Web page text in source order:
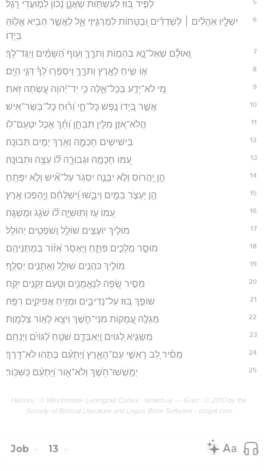
5 לַפִּ֣יד בּ֭וּז לְעַשְׁתּ֣וּת שַׁאֲנָ֑ן נָ֝כ֗וֹן לְמ֣וֹעֲדֵי רָֽגֶל׃
6
יִשְׁלָ֤יוּ אֹֽהָלִ֨ים ׀ לְשֹׁ֥דְדִ֗ים וּֽ֭בַטֻּחוֹת לְמַרְגִּ֣יזֵי אֵ֑ל לַאֲשֶׁ֤ר הֵבִ֖יא אֱל֣וֹהַּ
בְּיָדֽוֹ׃
7 וְֽאוּלָ֗ם שְׁאַל־נָ֣א בְהֵמ֣וֹת וְתֹרֶ֑ךָּ וְע֥וֹף הַ֝שָּׁמַ֗יִם וְיַגֶּד־לָֽךְ׃
8 א֤וֹ שִׂ֣יחַ לָאָ֣רֶץ וְתֹרֶ֑ךָּ וִֽיסַפְּר֥וּ לְ֝ךָ֗ דְּגֵ֣י הַיָּֽם׃
9 מִ֭י לֹא־יָדַ֣ע בְּכָל־אֵ֑לֶּה כִּ֥י יַד־יְ֝הוָה עָ֣שְׂתָה זֹּֽאת׃
10 אֲשֶׁ֣ר בְּ֭יָדוֹ נֶ֣פֶשׁ כָּל־חָ֑י וְ֝ר֗וּחַ כָּל־בְּשַׂר־אִֽישׁ׃
11 הֲלֹא־אֹ֭זֶן מִלִּ֣ין תִּבְחָ֑ן וְ֝חֵ֗ךְ אֹ֣כֶל יִטְעַם־לֽוֹ׃
12 בִּֽישִׁישִׁ֥ים חָכְמָ֑ה וְאֹ֖רֶךְ יָמִ֣ים תְּבוּנָֽה׃
13 עִ֭מּוֹ חָכְמָ֣ה וּגְבוּרָ֑ה ל֝֗וֹ עֵצָ֥ה וּתְבוּנָֽה׃
14 הֵ֣ן יַ֭הֲרוֹס וְלֹ֣א יִבָּנֶ֑ה יִסְגֹּ֥ר עַל־אִ֝֗ישׁ וְלֹ֣א יִפָּתֵֽחַ׃
15 הֵ֤ן יַעְצֹ֣ר בַּמַּ֣יִם וְיִבָ֑שׁוּ וִֽ֝ישַׁלְּחֵ֗ם וְיַ֖הַפְכוּ אָֽרֶץ׃
16 עִ֭מּוֹ עֹ֣ז וְתֽוּשִׁיָּ֑ה ל֝֗וֹ שֹׁגֵ֥ג וּמַשְׁגֶּֽה׃
17 מוֹלִ֣יךְ יוֹעֲצִ֣ים שׁוֹלָ֑ל וְֽשֹׁפְטִ֥ים יְהוֹלֵֽל׃
18 מוּסַ֣ר מְלָכִ֣ים פִּתֵּ֑חַ וַיֶּאְסֹ֥ר אֵ֝ז֗וֹר בְּמָתְנֵיהֶֽם׃
19 מוֹלִ֣יךְ כֹּהֲנִ֣ים שׁוֹלָ֑ל וְאֵֽתָנִ֣ים יְסַלֵּֽף׃
20 מֵסִ֣יר שָׂ֭פָה לְנֶאֱמָנִ֑ים וְטַ֖עַם זְקֵנִ֣ים יִקָּֽח׃
21 שׁוֹפֵ֣ךְ בּ֭וּז עַל־נְדִיבִ֑ים וּמְזִ֖יחַ אֲפִיקִ֣ים רִפָּֽה׃
22 מְגַלֶּ֣ה עֲ֭מֻקוֹת מִנִּי־חֹ֑שֶׁךְ וַיֹּצֵ֖א לָא֣וֹר צַלְמָֽוֶת׃
23 מַשְׂגִּ֣יא לַ֭גּוֹיִם וַֽיְאַבְּדֵ֑ם שֹׁטֵ֥חַ לַ֝גּוֹיִ֗ם וַיַּנְחֵֽם׃
24 מֵסִ֗יר לֵ֭ב רָאשֵׁ֣י עַם־הָאָ֑רֶץ וַ֝יַּתְעֵ֗ם בְּתֹ֣הוּ לֹא־דָֽרֶךְ׃
25 יְמַֽשְׁשׁוּ־חֹ֥שֶׁךְ וְלֹא־א֑וֹר וַ֝יַּתְעֵ֗ם כַּשִּׁכּֽוֹר׃
Hébreu : © Westminster Leningrad Codex - tanach.us --- Grec : © 2010 by the
Society of Biblical Literature and Logos Bible Software - sblgnt.com
Job 13